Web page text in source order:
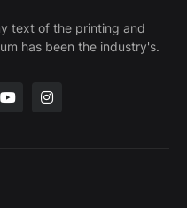
text of the printing and
has been the industry's.